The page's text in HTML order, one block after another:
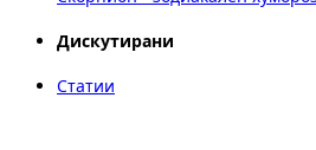
Дискутирани
Статии